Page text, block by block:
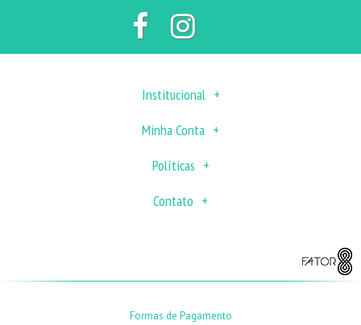
Institucional
Minha Conta
Políticas
Contato
Formas de Pagamento